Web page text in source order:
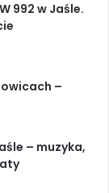
992 w Jaśle.
–
– muzyka,